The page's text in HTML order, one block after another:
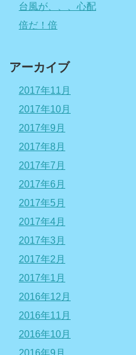
台風が、、、心配
倍だ！倍
アーカイブ
2017年11月
2017年10月
2017年9月
2017年8月
2017年7月
2017年6月
2017年5月
2017年4月
2017年3月
2017年2月
2017年1月
2016年12月
2016年11月
2016年10月
2016年9月